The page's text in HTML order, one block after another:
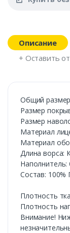
Описание
+ Оставить
Общий
Размер
Размер
Материал
Материал
Длина ворса:
Наполнитель:
Состав: 100%
Плотность
Плотность
Внимание!